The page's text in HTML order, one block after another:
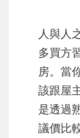
人與人
多買方
房。當
該跟屋
是透過
議價比